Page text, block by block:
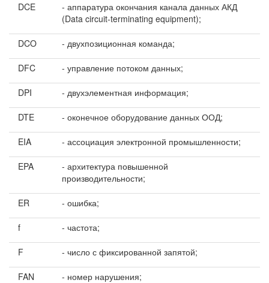
DCE
- аппаратура окончания канала данных АКД
(Data circuit-terminating equipment);
DCO - двухпозиционная команда;
DFC - управление потоком данных;
DPI - двухэлементная информация;
DTE - оконечное оборудование данных ООД;
EIA - ассоциация электронной промышленности;
EPA
- архитектура повышенной
производительности;
ER - ошибка;
f - частота;
F - число с фиксированной запятой;
FAN - номер нарушения;